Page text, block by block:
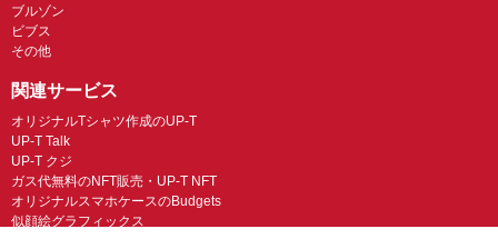
ブルゾン
ビブス
その他
関連サービス
オリジナルTシャツ作成のUP-T
UP-T Talk
UP-T クジ
ガス代無料のNFT販売・UP-T NFT
オリジナルスマホケースのBudgets
似顔絵グラフィックス